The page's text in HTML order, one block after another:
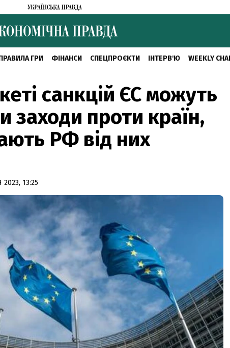
ГРИ ФІНАНСИ СПЕЦПРОЄКТИ ІНТЕРВ'Ю WEEKLY
санкцій ЄС можуть
заходи проти країн,
РФ від них
13:25